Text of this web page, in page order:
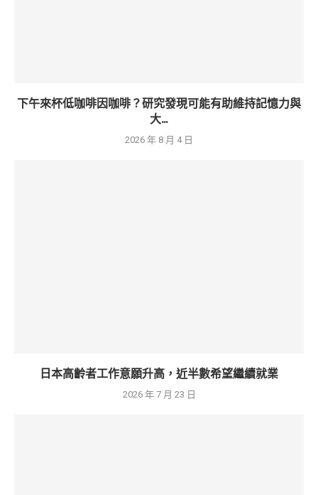
下午來杯低咖啡因咖啡？研究發現可能有助維持記憶力與
大...
2026 年 8 月 4 日
日本高齡者工作意願升高，近半數希望繼續就業
2026 年 7 月 23 日